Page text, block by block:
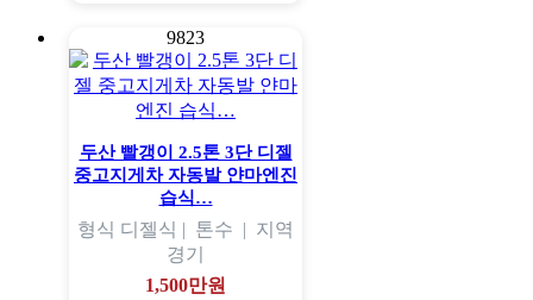
9823
두산 빨갱이 2.5톤 3단 디젤
중고지게차 자동발 얀마엔진
습식…
형식 디젤식 | 톤수 | 지역
경기
1,500만원